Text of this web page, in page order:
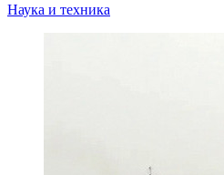
Наука и техника